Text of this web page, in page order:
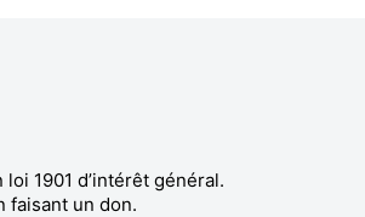
1901 d’intérêt général.
faisant un don.